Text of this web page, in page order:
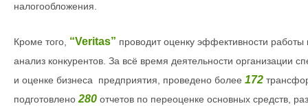
налогообложения.
Кроме того, “Veritas” проводит оценку эффективности работы
анализ конкурентов. За всё время деятельности организации
и оценке бизнеса предприятия , проведено более 172
подготовлено 280 отчетов по переоценке основных средств ,